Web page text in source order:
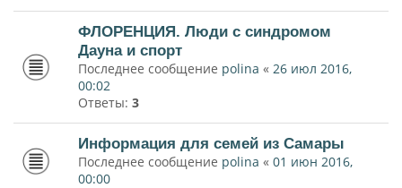
ФЛОРЕНЦИЯ. Люди с синдромом
Дауна и спорт
Последнее сообщение polina « 26 июл 2016,
00:02
Ответы: 3
Информация для семей из Самары
Последнее сообщение polina « 01 июн 2016,
00:00